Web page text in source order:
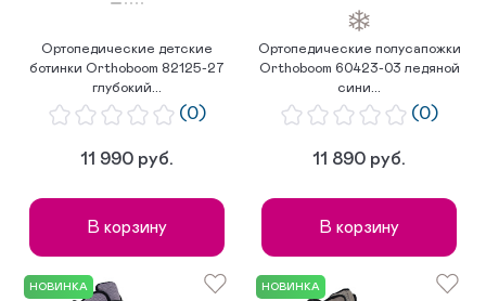
Ортопедические детские
ботинки Orthoboom 82125-27
глубокий...
(0)
11 990 руб.
В корзину
Ортопедические полусапожки
Orthoboom 60423-03 ледяной
сини...
(0)
11 890 руб.
В корзину
НОВИНКА НОВИНКА